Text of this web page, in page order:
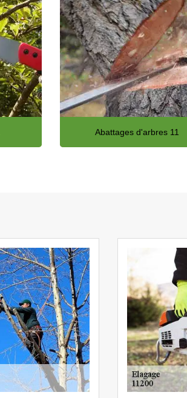
Abattages d'arbres 11